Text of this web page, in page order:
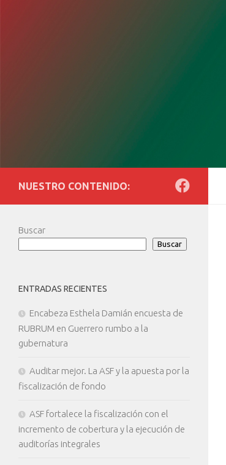
NUESTRO CONTENIDO:
Buscar
Buscar
ENTRADAS RECIENTES
Encabeza Esthela Damián encuesta de
RUBRUM en Guerrero rumbo a la
gubernatura
Auditar mejor. La ASF y la apuesta por la
fiscalización de fondo
ASF fortalece la fiscalización con el
incremento de cobertura y la ejecución de
auditorías integrales